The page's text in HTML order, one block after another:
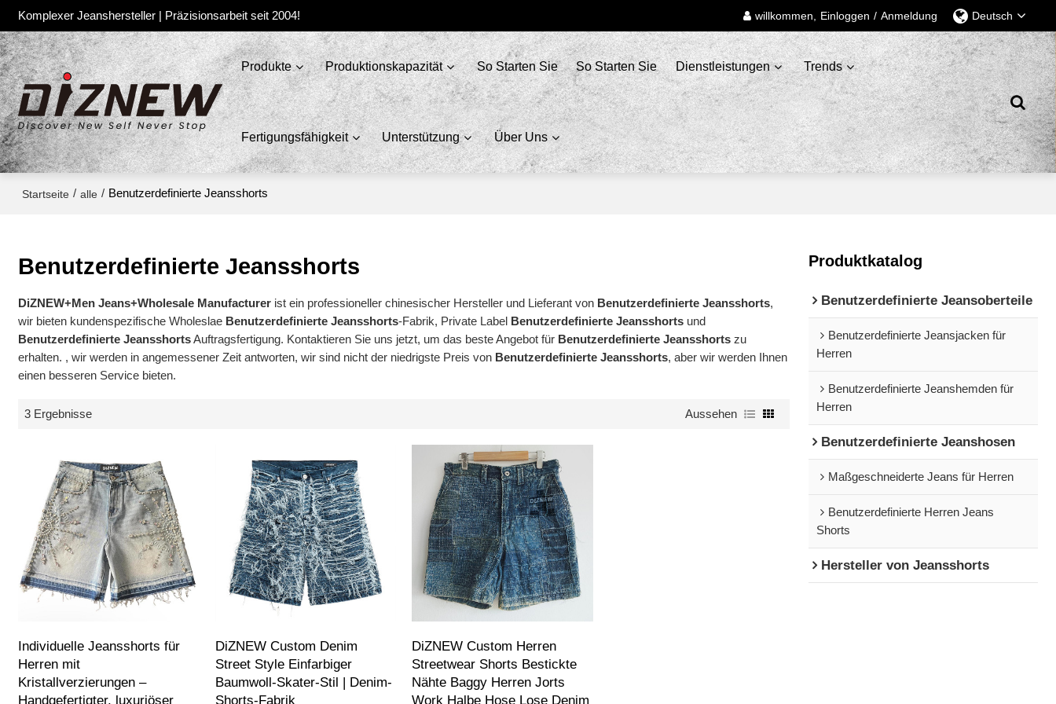
Komplexer Jeanshersteller | Präzisionsarbeit seit 2004! willkommen, Einloggen / Anmeldung Deutsch
Produkte Produktionskapazität So Starten Sie So Starten Sie Dienstleistungen Trends
Fertigungsfähigkeit Unterstützung Über Uns
Startseite / alle / Benutzerdefinierte Jeansshorts
Benutzerdefinierte Jeansshorts
DiZNEW+Men Jeans+Wholesale Manufacturer ist ein professioneller chinesischer Hersteller und Lieferant von Benutzerdefinierte Jeansshorts,
wir bieten kundenspezifische Wholeslae Benutzerdefinierte Jeansshorts-Fabrik, Private Label Benutzerdefinierte Jeansshorts und
Benutzerdefinierte JeansshortsAuftragsfertigung. Kontaktieren Sie uns jetzt, um das beste Angebot für Benutzerdefinierte Jeansshorts zu
erhalten. , wir werden in angemessener Zeit antworten, wir sind nicht der niedrigste Preis von Benutzerdefinierte Jeansshorts, aber wir werden Ihnen
einen besseren Service bieten.
3 Ergebnisse Aussehen
Individuelle Jeansshorts für
Herren mit
Kristallverzierungen –
Handgefertigter, luxuriöser
DiZNEW Custom Denim
Street Style Einfarbiger
Baumwoll-Skater-Stil | Denim-
Shorts-Fabrik
DiZNEW Custom Herren
Streetwear Shorts Bestickte
Nähte Baggy Herren Jorts
Work Halbe Hose Lose Denim
Produktkatalog
Benutzerdefinierte Jeansoberteile
Benutzerdefinierte Jeansjacken für
Herren
Benutzerdefinierte Jeanshemden für
Herren
Benutzerdefinierte Jeanshosen
Maßgeschneiderte Jeans für Herren
Benutzerdefinierte Herren Jeans
Shorts
Hersteller von Jeansshorts